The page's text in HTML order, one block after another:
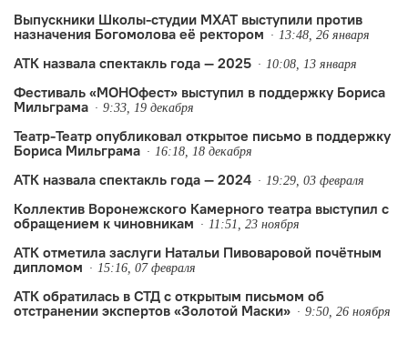
за юридических проблем.
Выпускники Школы-студии МХАТ выступили против
назначения Богомолова её ректором
13:48, 26 января
АТК назвала спектакль года — 2025 10:08, 13 января
Фестиваль «МОНОфест» выступил в поддержку Бориса
Мильграма
9:33, 19 декабря
Театр-Театр опубликовал открытое письмо в поддержку
Бориса Мильграма
16:18, 18 декабря
АТК назвала спектакль года — 2024 19:29, 03 февраля
Коллектив Воронежского Камерного театра выступил с
обращением к чиновникам
11:51, 23 ноября
АТК отметила заслуги Натальи Пивоваровой почётным
дипломом
15:16, 07 февраля
АТК обратилась в СТД с открытым письмом об
отстранении экспертов «Золотой Маски»
9:50, 26 ноября